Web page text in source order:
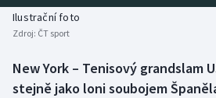
Biatlon
Box
Aplikace ČT sport
Ilustrační foto
Zdroj: ČT sport
New York – Tenisový grandslam
stejně jako loni soubojem